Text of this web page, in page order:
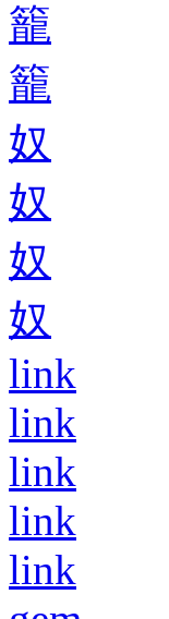
籠
籠
奴
奴
奴
奴
link
link
link
link
link